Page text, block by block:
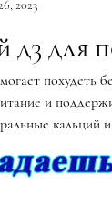
2023
д3 для
похудеть
и
кальций